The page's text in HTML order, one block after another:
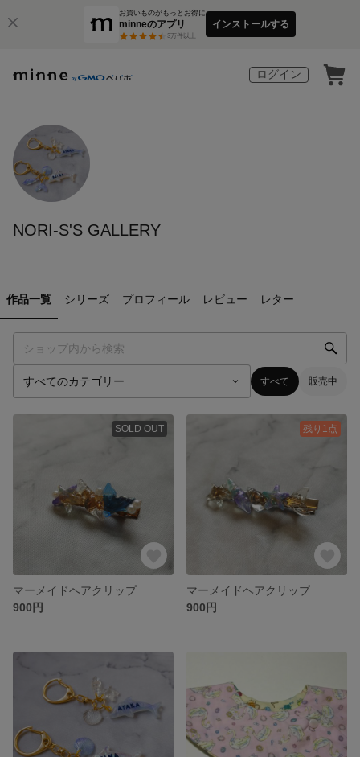
お買いものがもっとお得に
minneのアプリ
3万件以上
インストールする
ログイン
NORI-S'S GALLERY
作品一覧 シリーズ プロフィール レビュー レター
すべて 販売中
SOLD OUT
マーメイドヘアクリップ
900円
残り1点
マーメイドヘアクリップ
900円